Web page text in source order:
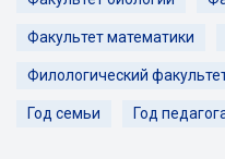
Факультет математики
Филологический
Год семьи Год